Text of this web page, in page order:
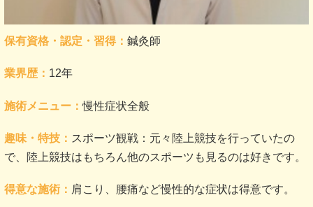
保有資格・認定・習得： 鍼灸師
業界歴： 12年
施術メニュー：慢性症状全般
趣味・特技： スポーツ観戦：元々陸上競技を行っていたの
で、陸上競技はもちろん他のスポーツも見るのは好きです。
得意な施術： 肩こり、腰痛など慢性的な症状は得意です。